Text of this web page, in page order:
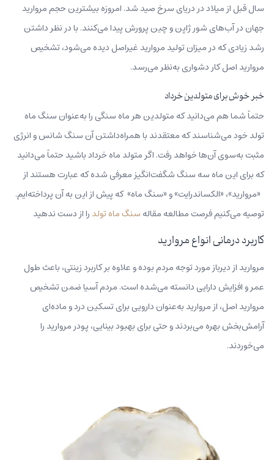
سال قبل از میلاد در دریای سرخ صید شد. امروزه بیشترین حجم مروارید
جهان در آب‌های شور ژاپن و چین پرورش پیدا می‌کنند. با در نظر داشتن
رشد زیادی که در میزان تولید مروارید غیراصل دیده می‌شود، تشخیص
مروارید اصل کار دشواری به‌نظر می‌رسد.
خبر خوش برای متولدین خرداد
حتماً شما هم می‌دانید که متولدین هر ماه سنگی را به‌عنوان سنگ ماه
تولد خود می‌شناسند که معتقدند با همراه‌داشتن آن سنگ شانس و انرژی
مثبت به‌سوی آن‌ها خواهد رفت. اگر متولد ماه خرداد باشید حتماً می‌دانید
که برای این ماه سه سنگ شگفت‌انگیز معرفی شده که عبارت هستند از
«مروارید»، «الکساندرایت» و «سنگ ماه» که پیش از این به آن پرداخته‌ایم.
توصیه می‌کنیم فرصت مطالعه مقاله سنگ ماه تولد را از دست ندهید
کاربرد درمانی انواع مروارید
مروارید از دیرباز مورد توجه مردم بوده و علاوه‌ بر کاربرد زینتی، باعث طول
عمر و افزایش دارایی دانسته می‌شده است. مردم آسیا ضمن تشخیص
مروارید اصل، از مروارید به‌عنوان دارویی برای تسکین درد و ماده‌ای
آرامش‌‌بخش بهره می‌بردند و حتی برای بهبود بینایی، پودر مروارید را
می‌خوردند.